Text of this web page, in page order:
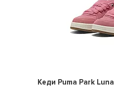
Кеди Puma Park